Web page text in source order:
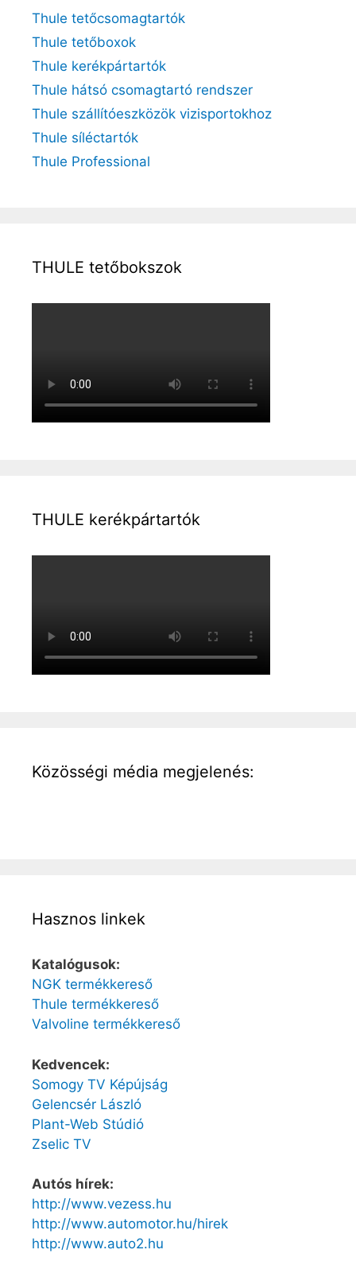
Thule tetőcsomagtartók
Thule tetőboxok
Thule kerékpártartók
Thule hátsó csomagtartó rendszer
Thule szállítóeszközök vizisportokhoz
Thule síléctartók
Thule Professional
THULE tetőbokszok
THULE kerékpártartók
Közösségi média megjelenés:
Hasznos linkek
Katalógusok:
NGK termékkereső
Thule termékkereső
Valvoline termékkereső
Kedvencek:
Somogy TV Képújság
Gelencsér László
Plant-Web Stúdió
Zselic TV
Autós hírek:
http://www.vezess.hu
http://www.automotor.hu/hirek
http://www.auto2.hu